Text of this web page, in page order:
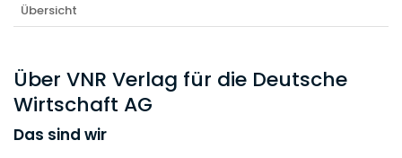
Übersicht
Über VNR Verlag für die Deutsche
Wirtschaft AG
Das sind wir